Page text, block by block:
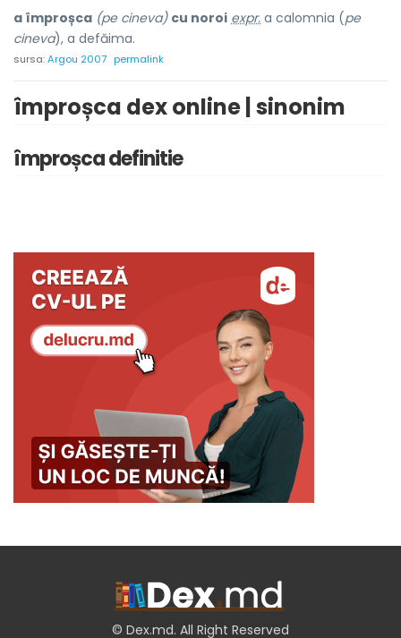
a împroșca (pe cineva) cu noroi expr. a calomnia (pe
cineva), a defăima.
sursa:Argou 2007 permalink
împroșca dex online | sinonim
împroșca definitie
© Dex.md. All Right Reserved